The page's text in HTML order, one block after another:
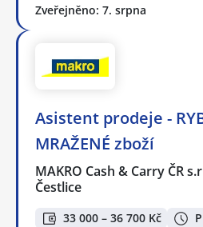
Zveřejněno: 7. srpna
Asistent prodeje -
MRAŽENÉ zboží
MAKRO Cash & Carry ČR
Čestlice
33 000 – 36 700 Kč